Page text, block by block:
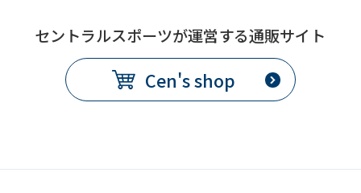
セントラルスポーツが運営する通販サイト
Cen's shop